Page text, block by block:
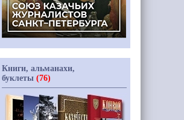
Книги, альманахи,
буклеты (76)